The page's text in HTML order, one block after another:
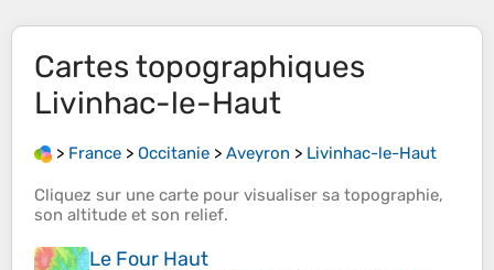
Cartes topographiques
Livinhac-le-Haut
> France > Occitanie > Aveyron > Livinhac-le-Haut
Cliquez sur une carte pour visualiser sa topographie,
son altitude et son relief.
Le Four Haut